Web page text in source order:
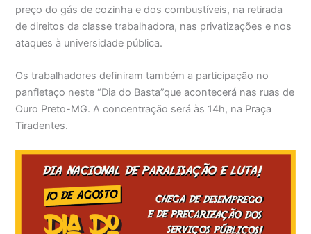
preço do gás de cozinha e dos combustíveis, na retirada
de direitos da classe trabalhadora, nas privatizações e nos
ataques à universidade pública.
Os trabalhadores definiram também a participação no
panfletaço neste “Dia do Basta”que acontecerá nas ruas de
Ouro Preto-MG. A concentração será às 14h, na Praça
Tiradentes.